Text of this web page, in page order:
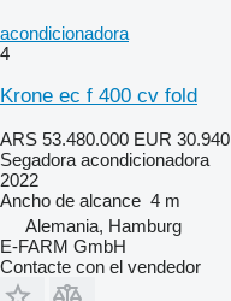
acondicionadora
4
Krone ec f 400 cv fold
ARS 53.480.000 EUR 30.940
Segadora acondicionadora
2022
Ancho de alcance 4 m
Alemania, Hamburg
E-FARM GmbH
Contacte con el vendedor